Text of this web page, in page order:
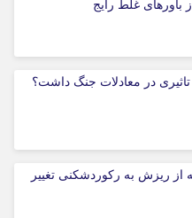
باورهای غلط رایج
نصر ۲ چه تاثیری در معادلات جنگ داشت؟
از ریزش به رکوردشکنی تغییر